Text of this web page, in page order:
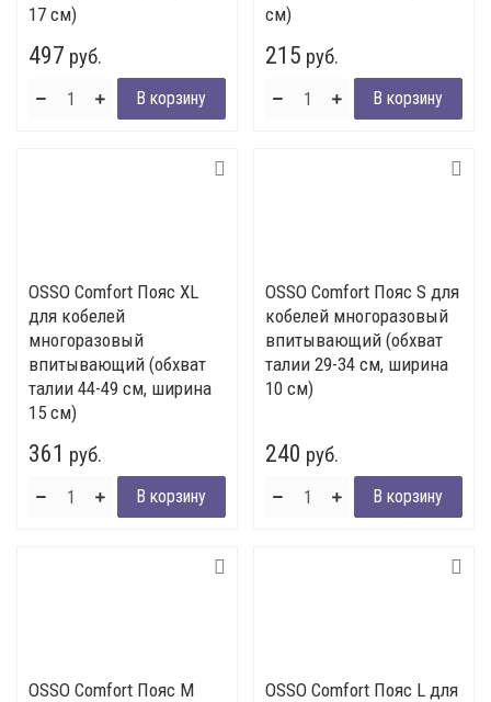
17 см)
497 руб.
см)
215 руб.
OSSO Comfort Пояс XL
для кобелей
многоразовый
впитывающий (обхват
талии 44-49 см, ширина
15 см)
361 руб.
OSSO Comfort Пояс S для
кобелей многоразовый
впитывающий (обхват
талии 29-34 см, ширина
10 см)
240 руб.
OSSO Comfort Пояс M OSSO Comfort Пояс L для